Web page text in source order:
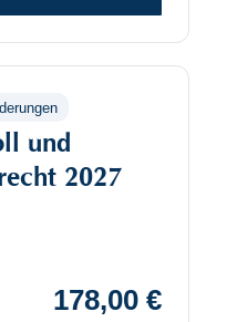
und
2027
178,00€